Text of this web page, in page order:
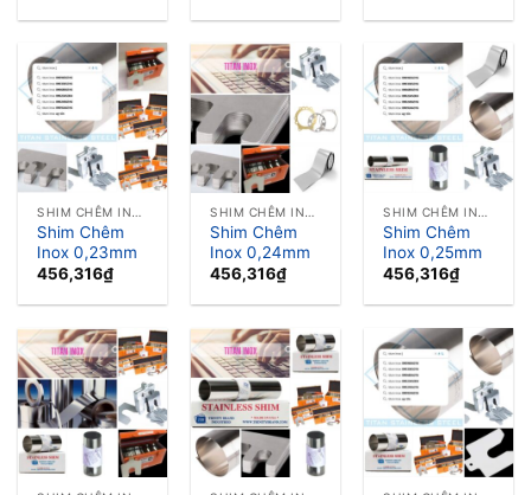
Shim Chêm
Inox 0,23mm
456,316₫
Shim Chêm
Inox 0,24mm
456,316₫
Shim Chêm
Inox 0,25mm
456,316₫